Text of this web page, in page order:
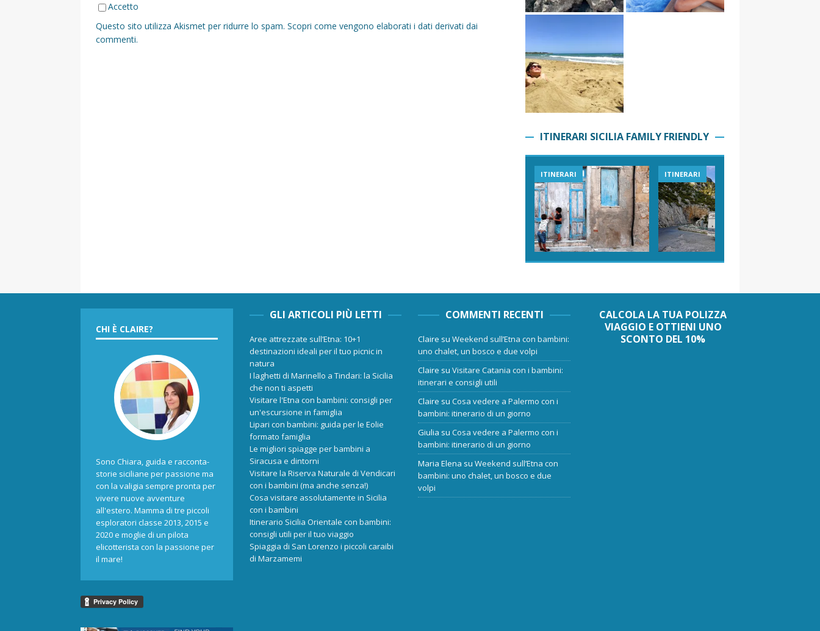
Accetto
Questo sito utilizza Akismet per ridurre lo spam. Scopri come vengono elaborati i dati derivati dai
commenti.
ITINERARI SICILIA FAMILY FRIENDLY
ITINERARI ITINERARI
CHI È CLAIRE?
Sono Chiara, guida e racconta-
storie siciliane per passione ma
con la valigia sempre pronta per
vivere nuove avventure
all'estero. Mamma di tre piccoli
esploratori classe 2013, 2015 e
2020 e moglie di un pilota
elicotterista con la passione per
il mare!
GLI ARTICOLI PIÙ LETTI
Aree attrezzate sull’Etna: 10+1
destinazioni ideali per il tuo picnic in
natura
I laghetti di Marinello a Tindari: la Sicilia
che non ti aspetti
Visitare l'Etna con bambini: consigli per
un'escursione in famiglia
Lipari con bambini: guida per le Eolie
formato famiglia
Le migliori spiagge per bambini a
Siracusa e dintorni
Visitare la Riserva Naturale di Vendicari
con i bambini (ma anche senza!)
Cosa visitare assolutamente in Sicilia
con i bambini
Itinerario Sicilia Orientale con bambini:
consigli utili per il tuo viaggio
Spiaggia di San Lorenzo i piccoli caraibi
di Marzamemi
COMMENTI RECENTI
Claire suWeekend sull’Etna con bambini:
uno chalet, un bosco e due volpi
Claire suVisitare Catania con i bambini:
itinerari e consigli utili
Claire suCosa vedere a Palermo con i
bambini: itinerario di un giorno
Giulia suCosa vedere a Palermo con i
bambini: itinerario di un giorno
Maria Elena suWeekend sull’Etna con
bambini: uno chalet, un bosco e due
volpi
CALCOLA LA TUA POLIZZA
VIAGGIO E OTTIENI UNO
SCONTO DEL 10%